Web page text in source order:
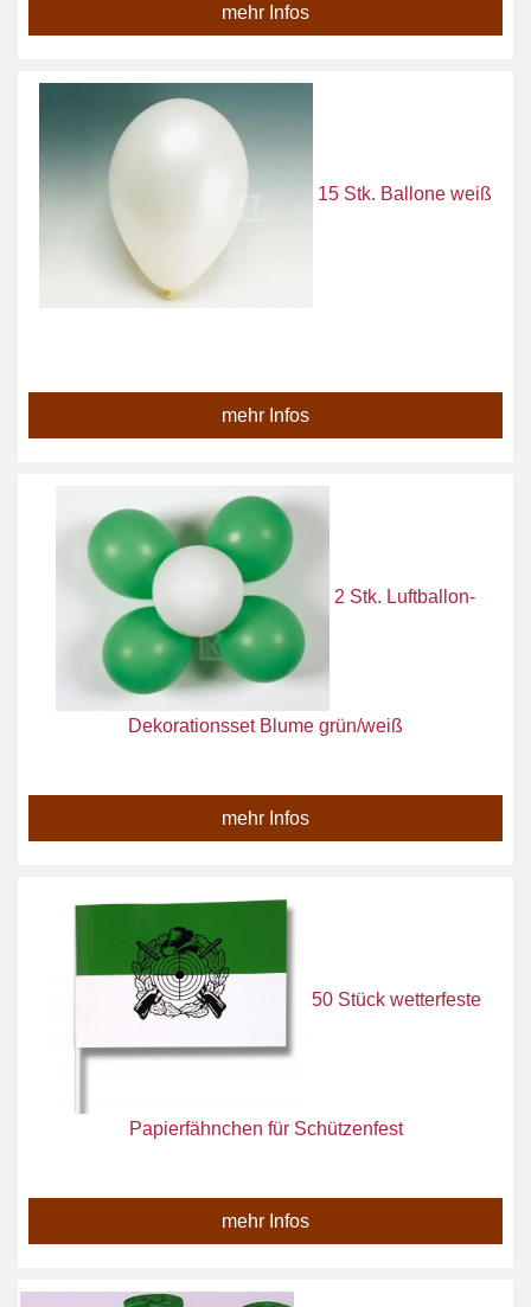
mehr Infos
15 Stk. Ballone weiß
mehr Infos
2 Stk. Luftballon-
Dekorationsset Blume grün/weiß
mehr Infos
50 Stück wetterfeste
Papierfähnchen für Schützenfest
mehr Infos